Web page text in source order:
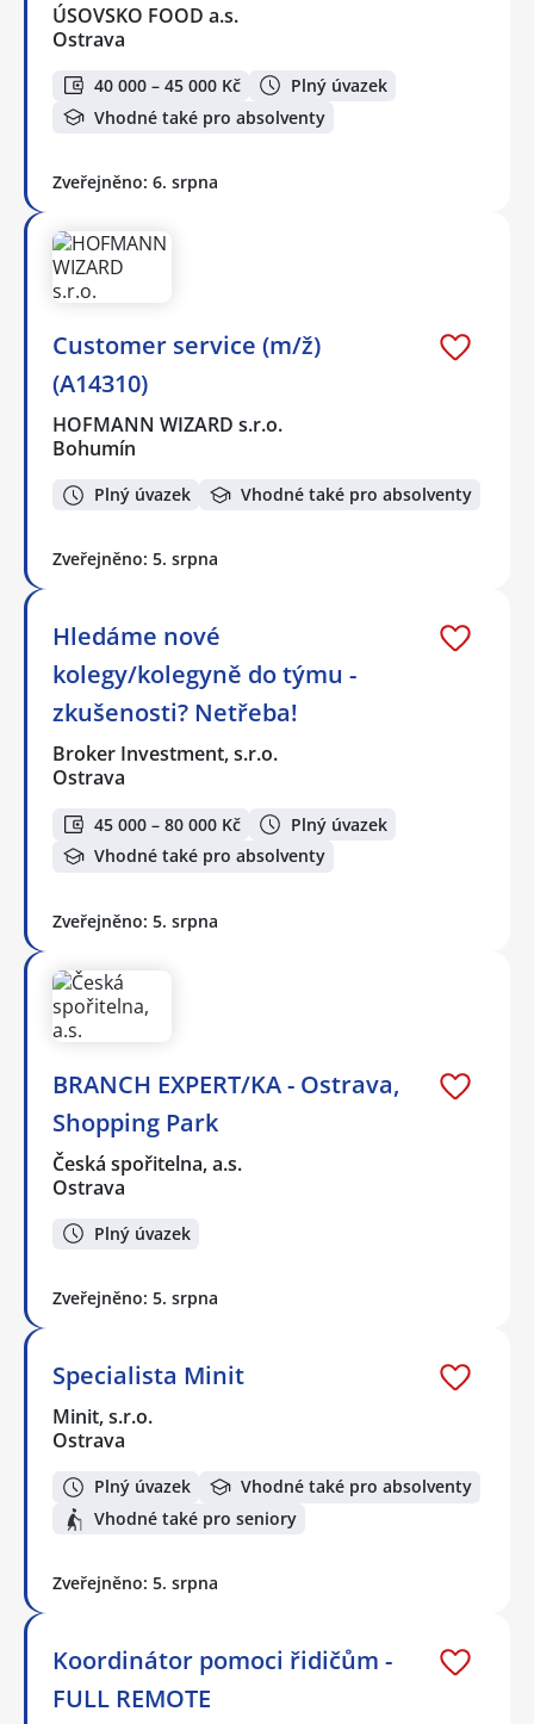
ÚSOVSKO FOOD a.s.
Ostrava
40 000 – 45 000 Kč
Plný úvazek
Vhodné také pro absolventy
Zveřejněno: 6. srpna
Customer service (m/ž)
(A14310)
HOFMANN WIZARD s.r.o.
Bohumín
Plný úvazek Vhodné také pro absolventy
Zveřejněno: 5. srpna
Hledáme nové
kolegy/kolegyně do týmu -
zkušenosti? Netřeba!
Broker Investment, s.r.o.
Ostrava
45 000 – 80 000 Kč
Plný úvazek
Vhodné také pro absolventy
Zveřejněno: 5. srpna
BRANCH EXPERT/KA - Ostrava,
Shopping Park
Česká spořitelna, a.s.
Ostrava
Plný úvazek
Zveřejněno: 5. srpna
Specialista Minit
Minit, s.r.o.
Ostrava
Plný úvazek
Vhodné také pro absolventy
Vhodné také pro seniory
Zveřejněno: 5. srpna
Koordinátor pomoci řidičům -
FULL REMOTE